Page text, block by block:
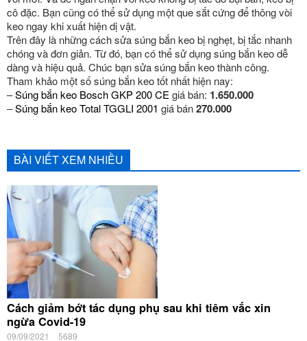
cô đặc. Bạn cũng có thể sử dụng một que sắt cứng để thông vòi
keo ngay khi xuất hiện dị vật.
Trên đây là những cách sửa súng bắn keo bị nghẹt, bị tắc nhanh
chóng và đơn giản. Từ đó, bạn có thể sử dụng súng bắn keo dễ
dàng và hiệu quả. Chúc bạn sửa súng bắn keo thành công.
Tham khảo một số súng bắn keo tốt nhất hiện nay:
–Súng bắn keo Bosch GKP 200 CE giá bán: 1.650.000
–Súng bắn keo Total TGGLI 2001 giá bán270.000
BÀI VIẾT XEM NHIỀU
Cách giảm bớt tác dụng phụ sau khi tiêm vắc xin
ngừa Covid-19
09/09/2021 5689